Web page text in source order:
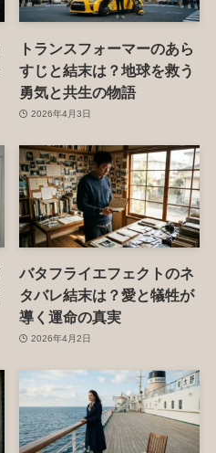
トランスフォーマーのあら
すじと結末は？地球を救う
勇気と共生の物語
2026年4月3日
バタフライエフェクトのネ
タバレ結末は？愛と犠牲が
導く運命の真実
2026年4月2日